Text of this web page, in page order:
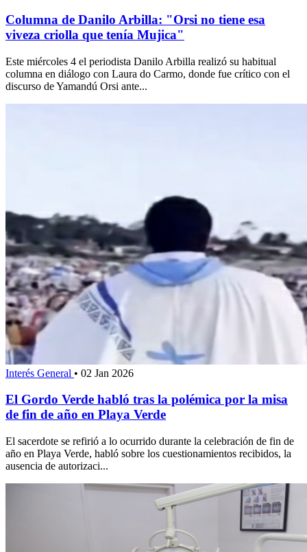
Columna de Danilo Arbilla: "Orsi no tiene esa
viveza criolla que tenía Mujica"
Este miércoles 4 el periodista Danilo Arbilla realizó su habitual
columna en diálogo con Laura do Carmo, donde fue crítico con el
discurso de Yamandú Orsi ante...
Interés General • 02 Jan 2026
El Gordo Verde habló tras la polémica por la misa
de fin de año en Playa Verde
El sacerdote se refirió a lo ocurrido durante la celebración de fin de
año en Playa Verde, habló sobre los cuestionamientos recibidos, la
ausencia de autorizaci...